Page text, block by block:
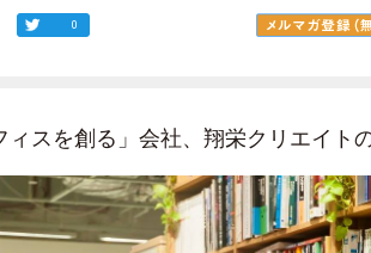
0
スを創る」会社、翔栄クリエイト